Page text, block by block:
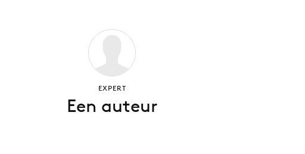
EXPERT
Een auteur